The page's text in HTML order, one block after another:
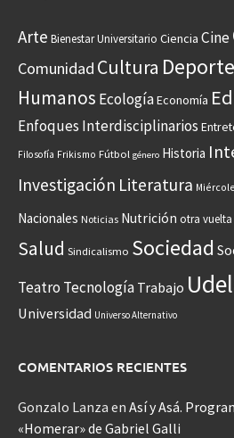
Arte Bienestar Universitario Ciencia Cine
Comunidad Cultura Deporte
Humanos EcologíaEconomía
Enfoques Interdisciplinarios
Filosofía Frikismo Fútbol género Historia
Investigación Literatura
Nacionales Noticias Nutrición otra vuelta
Salud Sindicalismo Sociedad
Teatro Tecnología Trabajo
Universidad Universo Alternativo
COMENTARIOS RECIENTES
Gonzalo Lanza en Así y Asá.
«Homerar» de Gabriel Galli